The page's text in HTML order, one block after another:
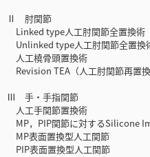
Ⅱ 肘関節
Linked type人工肘関節全置換術
Unlinked type人工肘関節全置換
人工橈骨頭置換術
Revision TEA（人工肘関節再置換
Ⅲ 手・手指関節
人工手関節置換術
MP，PIP関節に対するSilicone
MP表面置換型人工関節
PIP表面置換型人工関節